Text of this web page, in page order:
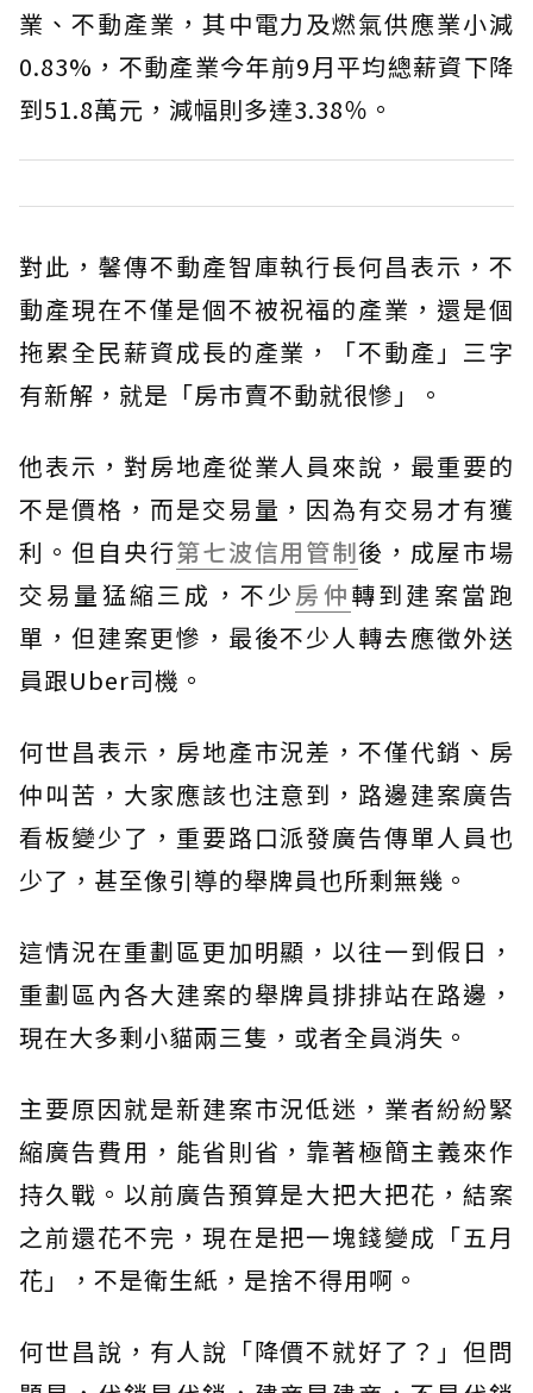
業、不動產業，其中電力及燃氣供應業小減
0.83%，不動產業今年前9月平均總薪資下降
到51.8萬元，減幅則多達3.38％。
對此，馨傳不動產智庫執行長何昌表示，不
動產現在不僅是個不被祝福的產業，還是個
拖累全民薪資成長的產業，「不動產」三字
有新解，就是「房市賣不動就很慘」。
他表示，對房地產從業人員來說，最重要的
不是價格，而是交易量，因為有交易才有獲
利。但自央行第七波信用管制後，成屋市場
交易量猛縮三成，不少房仲轉到建案當跑
單，但建案更慘，最後不少人轉去應徵外送
員跟Uber司機。
何世昌表示，房地產市況差，不僅代銷、房
仲叫苦，大家應該也注意到，路邊建案廣告
看板變少了，重要路口派發廣告傳單人員也
少了，甚至像引導的舉牌員也所剩無幾。
這情況在重劃區更加明顯，以往一到假日，
重劃區內各大建案的舉牌員排排站在路邊，
現在大多剩小貓兩三隻，或者全員消失。
主要原因就是新建案市況低迷，業者紛紛緊
縮廣告費用，能省則省，靠著極簡主義來作
持久戰。以前廣告預算是大把大把花，結案
之前還花不完，現在是把一塊錢變成「五月
花」，不是衛生紙，是捨不得用啊。
何世昌說，有人說「降價不就好了？」但問